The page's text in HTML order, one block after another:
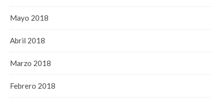
Mayo 2018
Abril 2018
Marzo 2018
Febrero 2018